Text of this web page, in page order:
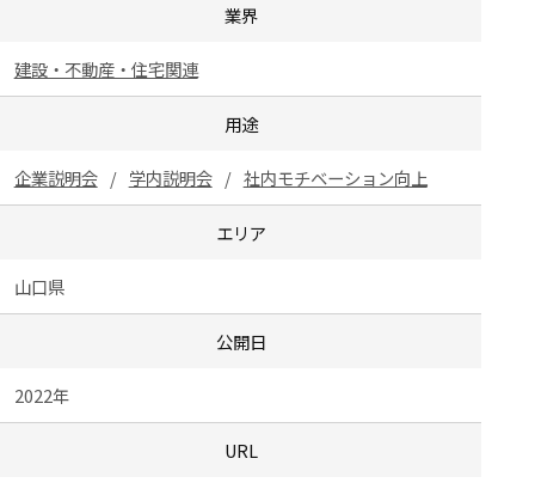
業界
建設・不動産・住宅関連
用途
企業説明会 学内説明会 社内モチベーション向上
エリア
山口県
公開日
2022年
URL